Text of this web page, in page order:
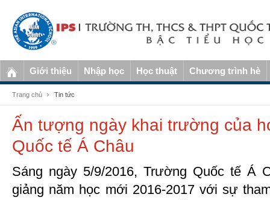
Giới thiệu Nhập học Học thuật Chương trình hè
Trang chủ Tin tức
Ấn tượng ngày khai trường của
Quốc tế Á Châu
Sáng ngày 5/9/2016, Trường Quốc tế Á
giảng năm học mới 2016-2017 với sự